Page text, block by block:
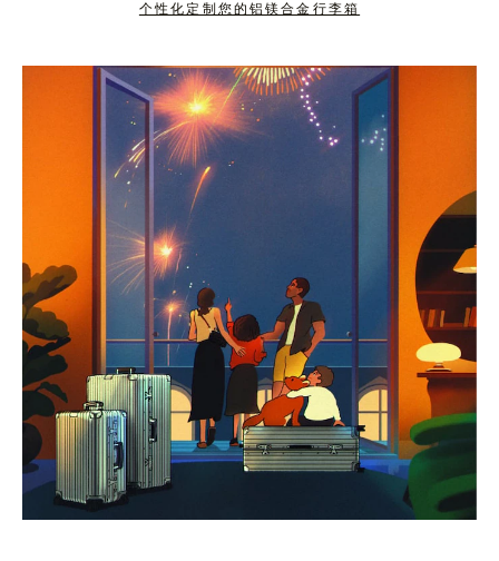
下
击
按
钮
取
消
静
个性化定制您的铝镁合金行李箱